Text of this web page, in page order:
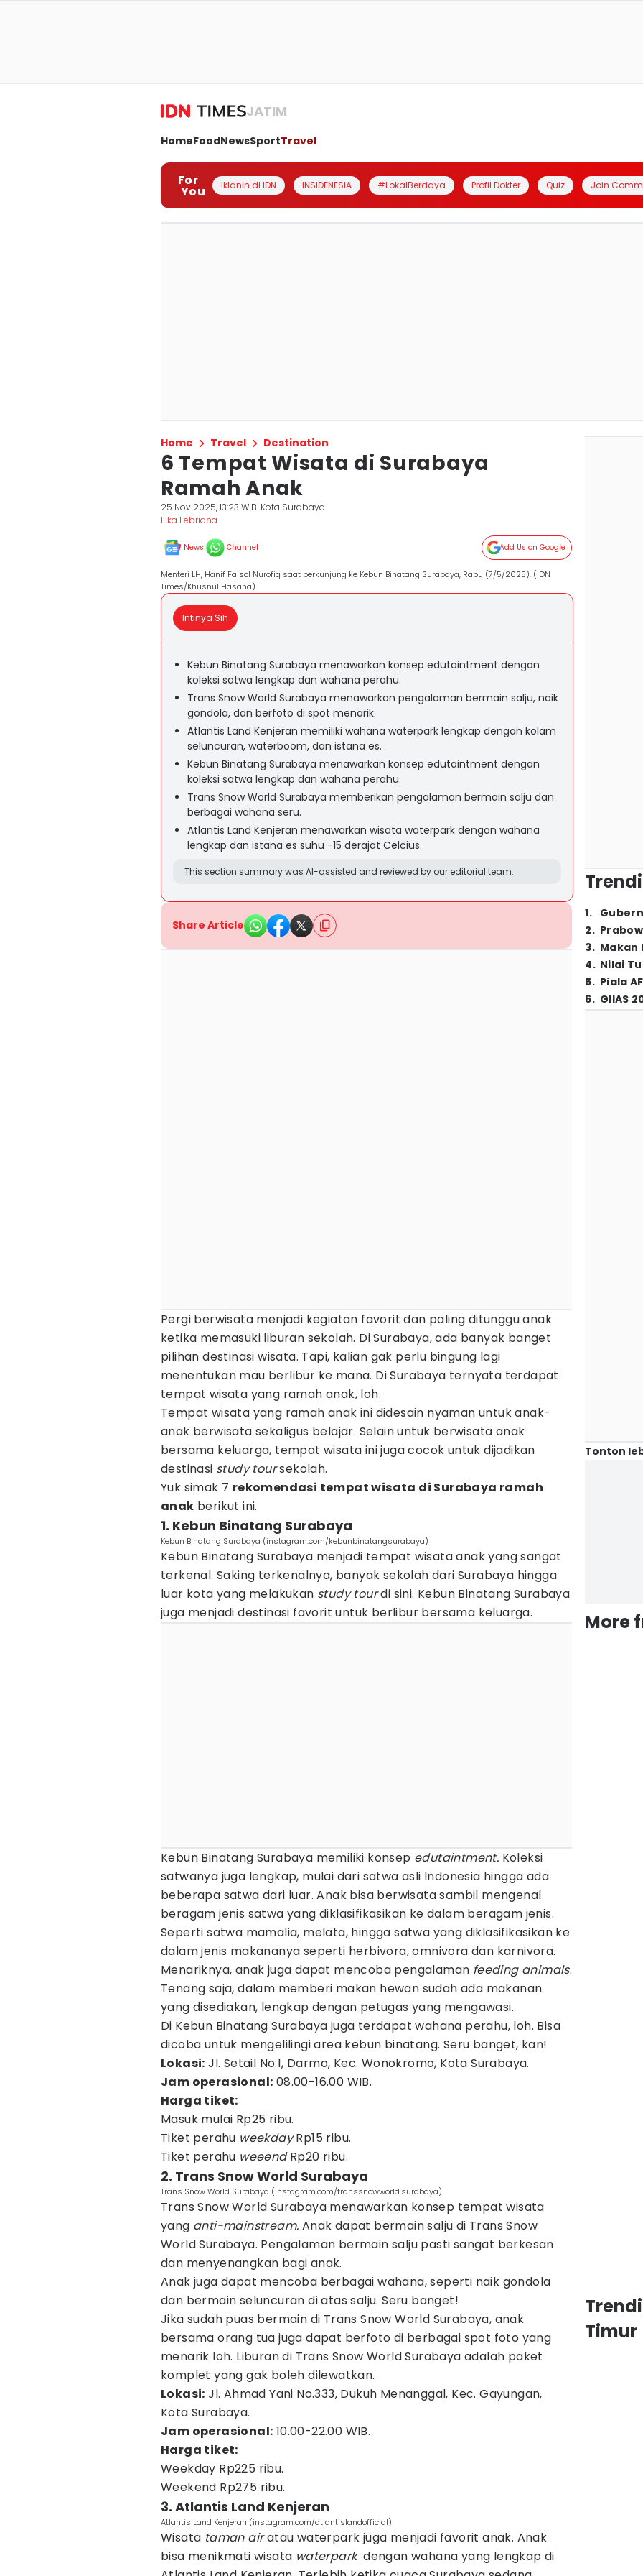
JATIM
HomeFoodNewsSportTravel
For
You Iklanin di IDN INSIDENESIA #LokalBerdaya Profil Dokter Quiz Join
Home Travel Destination
6 Tempat Wisata di Surabaya
Ramah Anak
25 Nov 2025, 13:23 WIB Kota Surabaya
Fika Febriana
News Channel Add Us on Google
Menteri LH, Hanif Faisol Nurofiq saat berkunjung ke Kebun Binatang Surabaya, Rabu (7/5/2025). (IDN
Times/Khusnul Hasana)
Intinya Sih
Kebun Binatang Surabaya menawarkan konsep edutaintment dengan
koleksi satwa lengkap dan wahana perahu.
Trans Snow World Surabaya menawarkan pengalaman bermain salju, naik
gondola, dan berfoto di spot menarik.
Atlantis Land Kenjeran memiliki wahana waterpark lengkap dengan kolam
seluncuran, waterboom, dan istana es.
Kebun Binatang Surabaya menawarkan konsep edutaintment dengan
koleksi satwa lengkap dan wahana perahu.
Trans Snow World Surabaya memberikan pengalaman bermain salju dan
berbagai wahana seru.
Atlantis Land Kenjeran menawarkan wisata waterpark dengan wahana
lengkap dan istana es suhu -15 derajat Celcius.
This section summary was AI-assisted and reviewed by our editorial team.
Share Article
Pergi berwisata menjadi kegiatan favorit dan paling ditunggu anak
ketika memasuki liburan sekolah. Di Surabaya, ada banyak banget
pilihan destinasi wisata. Tapi, kalian gak perlu bingung lagi
menentukan mau berlibur ke mana. Di Surabaya ternyata terdapat
tempat wisata yang ramah anak, loh.
Tempat wisata yang ramah anak ini didesain nyaman untuk anak-
anak berwisata sekaligus belajar. Selain untuk berwisata anak
bersama keluarga, tempat wisata ini juga cocok untuk dijadikan
destinasi study toursekolah.
Yuk simak 7 rekomendasi tempat wisata di Surabaya ramah
anak berikut ini.
1. Kebun Binatang Surabaya
Kebun Binatang Surabaya (instagram.com/kebunbinatangsurabaya)
Kebun Binatang Surabaya menjadi tempat wisata anak yang sangat
terkenal. Saking terkenalnya, banyak sekolah dari Surabaya hingga
luar kota yang melakukan study tourdi sini. Kebun Binatang Surabaya
juga menjadi destinasi favorit untuk berlibur bersama keluarga.
Kebun Binatang Surabaya memiliki konsep edutaintment. Koleksi
satwanya juga lengkap, mulai dari satwa asli Indonesia hingga ada
beberapa satwa dari luar. Anak bisa berwisata sambil mengenal
beragam jenis satwa yang diklasifikasikan ke dalam beragam jenis.
Seperti satwa mamalia, melata, hingga satwa yang diklasifikasikan ke
dalam jenis makananya seperti herbivora, omnivora dan karnivora.
Menariknya, anak juga dapat mencoba pengalaman feeding animals.
Tenang saja, dalam memberi makan hewan sudah ada makanan
yang disediakan, lengkap dengan petugas yang mengawasi.
Di Kebun Binatang Surabaya juga terdapat wahana perahu, loh. Bisa
dicoba untuk mengelilingi area kebun binatang. Seru banget, kan!
Lokasi: Jl. Setail No.1, Darmo, Kec. Wonokromo, Kota Surabaya.
Jam operasional: 08.00-16.00 WIB.
Harga tiket:
Masuk mulai Rp25 ribu.
Tiket perahu weekdayRp15 ribu.
Tiket perahu weeendRp20 ribu.
2. Trans Snow World Surabaya
Trans Snow World Surabaya (instagram.com/transsnowworld.surabaya)
Trans Snow World Surabaya menawarkan konsep tempat wisata
yang anti-mainstream. Anak dapat bermain salju di Trans Snow
World Surabaya. Pengalaman bermain salju pasti sangat berkesan
dan menyenangkan bagi anak.
Anak juga dapat mencoba berbagai wahana, seperti naik gondola
dan bermain seluncuran di atas salju. Seru banget!
Jika sudah puas bermain di Trans Snow World Surabaya, anak
bersama orang tua juga dapat berfoto di berbagai spot foto yang
menarik loh. Liburan di Trans Snow World Surabaya adalah paket
komplet yang gak boleh dilewatkan.
Lokasi: Jl. Ahmad Yani No.333, Dukuh Menanggal, Kec. Gayungan,
Kota Surabaya.
Jam operasional: 10.00-22.00 WIB.
Harga tiket:
Weekday Rp225 ribu.
Weekend Rp275 ribu.
3. Atlantis Land Kenjeran
Atlantis Land Kenjeran (instagram.com/atlantislandofficial)
Wisata taman airatau waterpark juga menjadi favorit anak. Anak
bisa menikmati wisata waterpark dengan wahana yang lengkap di
1.
2.
3. Makan
4. Nilai
5. Piala
6. GIIAS
Tonton
More
Timur